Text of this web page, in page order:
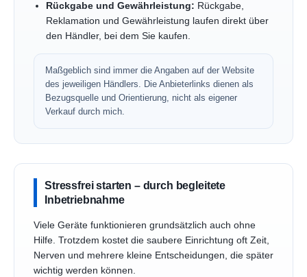
Rückgabe und Gewährleistung: Rückgabe,
Reklamation und Gewährleistung laufen direkt über
den Händler, bei dem Sie kaufen.
Maßgeblich sind immer die Angaben auf der Website
des jeweiligen Händlers. Die Anbieterlinks dienen als
Bezugsquelle und Orientierung, nicht als eigener
Verkauf durch mich.
Stressfrei starten – durch begleitete
Inbetriebnahme
Viele Geräte funktionieren grundsätzlich auch ohne
Hilfe. Trotzdem kostet die saubere Einrichtung oft Zeit,
Nerven und mehrere kleine Entscheidungen, die später
wichtig werden können.